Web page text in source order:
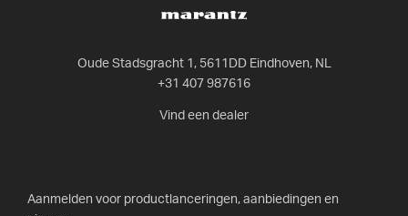
Oude Stadsgracht 1, 5611DD Eindhoven, NL
+31 407 987616
Vind een dealer
Aanmelden voor productlanceringen, aanbiedingen en